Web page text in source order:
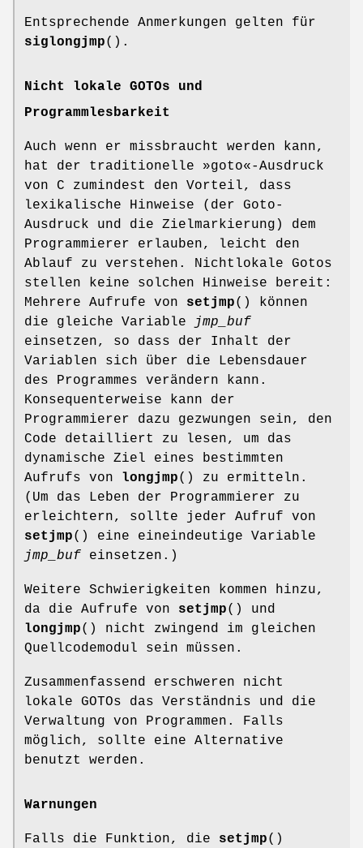
Entsprechende Anmerkungen gelten für
siglongjmp().
Nicht lokale GOTOs und
Programmlesbarkeit
Auch wenn er missbraucht werden kann,
hat der traditionelle »goto«-Ausdruck
von C zumindest den Vorteil, dass
lexikalische Hinweise (der Goto-
Ausdruck und die Zielmarkierung) dem
Programmierer erlauben, leicht den
Ablauf zu verstehen. Nichtlokale Gotos
stellen keine solchen Hinweise bereit:
Mehrere Aufrufe von setjmp() können
die gleiche Variable
jmp_buf
einsetzen, so dass der Inhalt der
Variablen sich über die Lebensdauer
des Programmes verändern kann.
Konsequenterweise kann der
Programmierer dazu gezwungen sein, den
Code detailliert zu lesen, um das
dynamische Ziel eines bestimmten
Aufrufs von longjmp() zu ermitteln.
(Um das Leben der Programmierer zu
erleichtern, sollte jeder Aufruf von
setjmp() eine eineindeutige Variable
jmp_buf einsetzen.)
Weitere Schwierigkeiten kommen hinzu,
da die Aufrufe von setjmp() und
longjmp() nicht zwingend im gleichen
Quellcodemodul sein müssen.
Zusammenfassend erschweren nicht
lokale GOTOs das Verständnis und die
Verwaltung von Programmen. Falls
möglich, sollte eine Alternative
benutzt werden.
Warnungen
Falls die Funktion, die setjmp()